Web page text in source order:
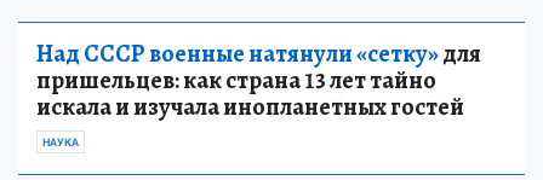
Над СССР военные натянули «сетку»для
пришельцев: как страна 13 лет тайно
искала и изучала инопланетных гостей
НАУКА